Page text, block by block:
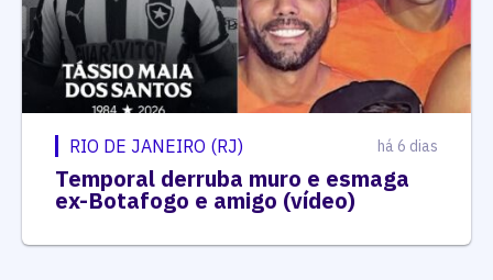
RIO DE JANEIRO (RJ) há 6 dias
Temporal derruba muro e esmaga
ex-Botafogo e amigo (vídeo)